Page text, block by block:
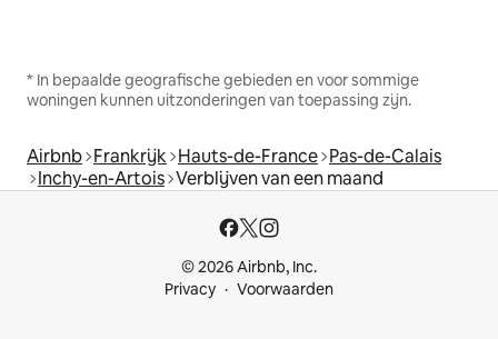
* In bepaalde geografische gebieden en voor sommige
woningen kunnen uitzonderingen van toepassing zijn.
Airbnb Frankrijk Hauts-de-France Pas-de-Calais
Inchy-en-Artois Verblijven van een maand
© 2026 Airbnb, Inc.
Privacy
Voorwaarden